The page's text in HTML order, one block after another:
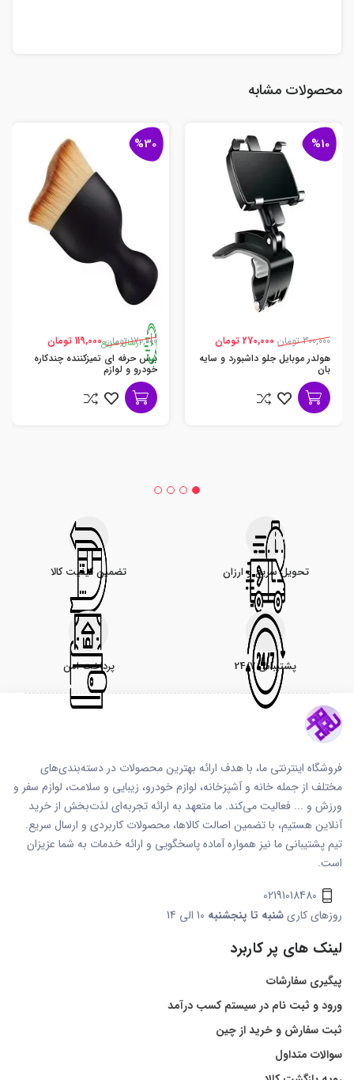
محصولات مشابه
%10
300,000 تومان
270,000 تومان
هولدر موبایل جلو داشبورد و سایه
بان
%30
ارسال سریع170,000 تومان
119,000 تومان
برس حرفه ای تمیزکننده چندکاره
خودرو و لوازم
تحویل سریع و ارزان تضمین کیفیت کالا
پشتیبانی 24/7 پرداخت امن
فروشگاه اینترنتی ما، با هدف ارائه بهترین محصولات در دسته‌بندی‌های
مختلف از جمله خانه و آشپزخانه، لوازم خودرو، زیبایی و سلامت، لوازم سفر و
ورزش و ... فعالیت می‌کند. ما متعهد به ارائه تجربه‌ای لذت‌بخش از خرید
آنلاین هستیم، با تضمین اصالت کالاها، محصولات کاربردی و ارسال سریع.
تیم پشتیبانی ما نیز همواره آماده پاسخگویی و ارائه خدمات به شما عزیزان
است.
02191018480
روزهای کاریشنبه تا پنجشنبه
لینک های پر کاربرد
پیگیری سفارشات
ورود و ثبت نام در سیستم کسب درآمد
ثبت سفارش و خرید از چین
سوالات متداول